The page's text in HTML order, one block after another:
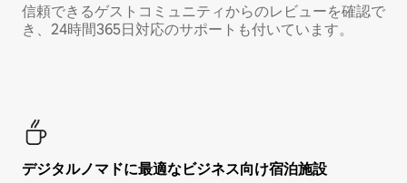
信頼できるゲストコミュニティからのレビューを確認で
き、24時間365日対応のサポートも付いています。
デジタルノマド⁠に最⁠適⁠なビ⁠ジ⁠ネ⁠ス⁠向⁠け宿⁠泊⁠施⁠設